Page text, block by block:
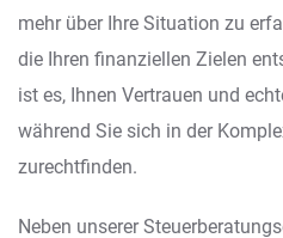
mehr über Ihre Situation zu
die Ihren finanziellen Zielen
ist es, Ihnen Vertrauen und
während Sie sich in der
zurechtfinden.
Neben unserer